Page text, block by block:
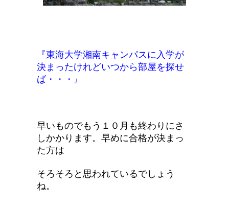
『東海大学湘南キャンパスに入学が
決まったけれどいつから部屋を探せ
ば・・・』
早いものでもう１０月も終わりにさ
しかかります。早めに合格が決まっ
た方は
そろそろと思われているでしょう
ね。